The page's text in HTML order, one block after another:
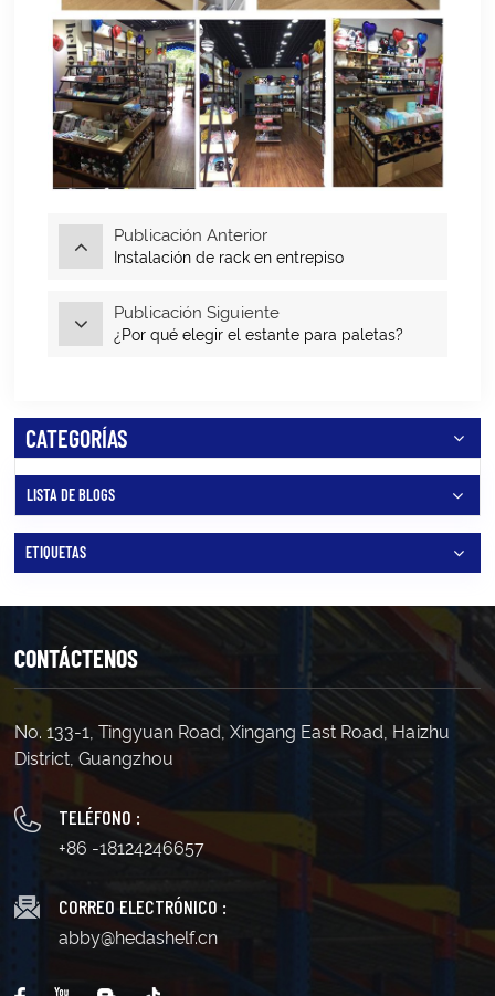
Publicación Anterior
Instalación de rack en entrepiso
Publicación Siguiente
¿Por qué elegir el estante para paletas?
CATEGORÍAS
LISTA DE BLOGS
ETIQUETAS
CONTÁCTENOS
No. 133-1, Tingyuan Road, Xingang East Road, Haizhu
District, Guangzhou
TELÉFONO :
+86 -18124246657
CORREO ELECTRÓNICO :
abby@hedashelf.cn